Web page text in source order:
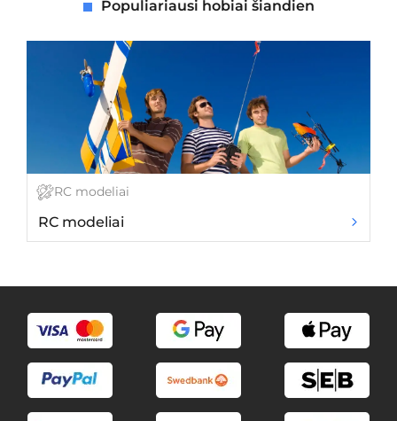
Populiariausi hobiai šiandien
RC modeliai
RC modeliai